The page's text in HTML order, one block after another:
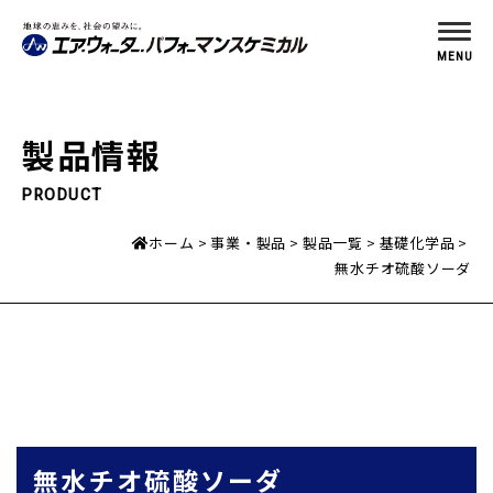
MENU
製品情報
PRODUCT
ホーム 事業・製品 製品一覧
基礎化学品
無水チオ硫酸ソーダ
無水チオ硫酸ソーダ